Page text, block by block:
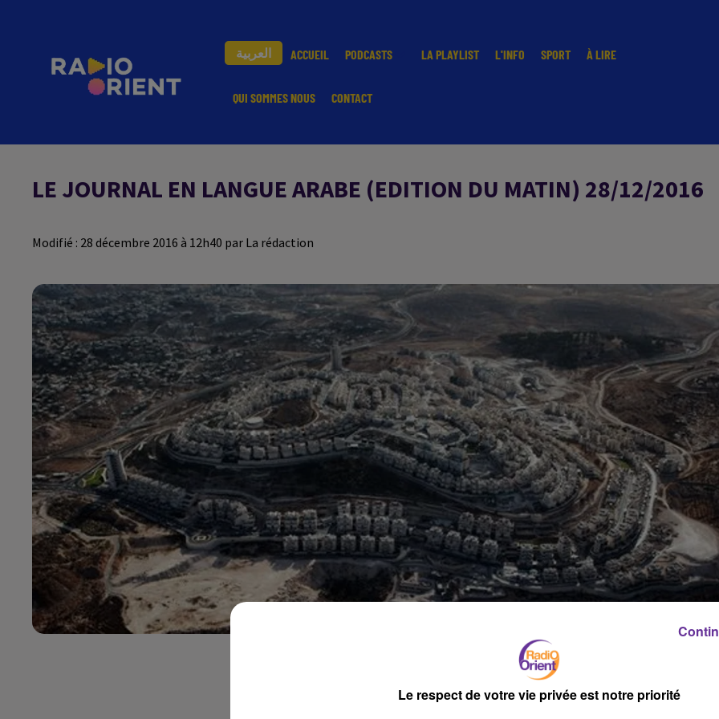
العربية ACCUEIL PODCASTS LA PLAYLIST L'INFO SPORT À LIRE
QUI SOMMES NOUS CONTACT
LE JOURNAL EN LANGUE ARABE (EDITION DU MATIN) 28/12/2016
Modifié : 28 décembre 2016 à 12h40 par La rédaction
Le respect de votre vie privée est notre priorité